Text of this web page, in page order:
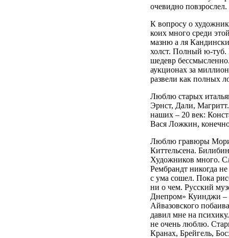
очевидно
К вопросу о
коих много среди
мазню а ля
холст. Полный ю-туб.
шедевр
аукционах за
развели как полных
Люблю старых
Эрнст, Дали,
наших – 20 век:
Вася Ложкин,
Люблю гравюры
Киттельсена.
Художников много.
Рембрандт никогда
с ума сошел. Пока
ни о чем. Русский
Днепром» Куинджи –
Айвазовского
давил мне на
не очень люблю.
Кранах, Брейгель,